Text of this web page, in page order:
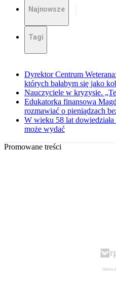
Najnowsze
Tagi
Dyrektor Centrum
których bałabym się jako
Nauczyciele w kryzysie.
Edukatorka finansowa
rozmawiać o pieniądzach
W wieku 58 lat
może wydać
Promowane treści